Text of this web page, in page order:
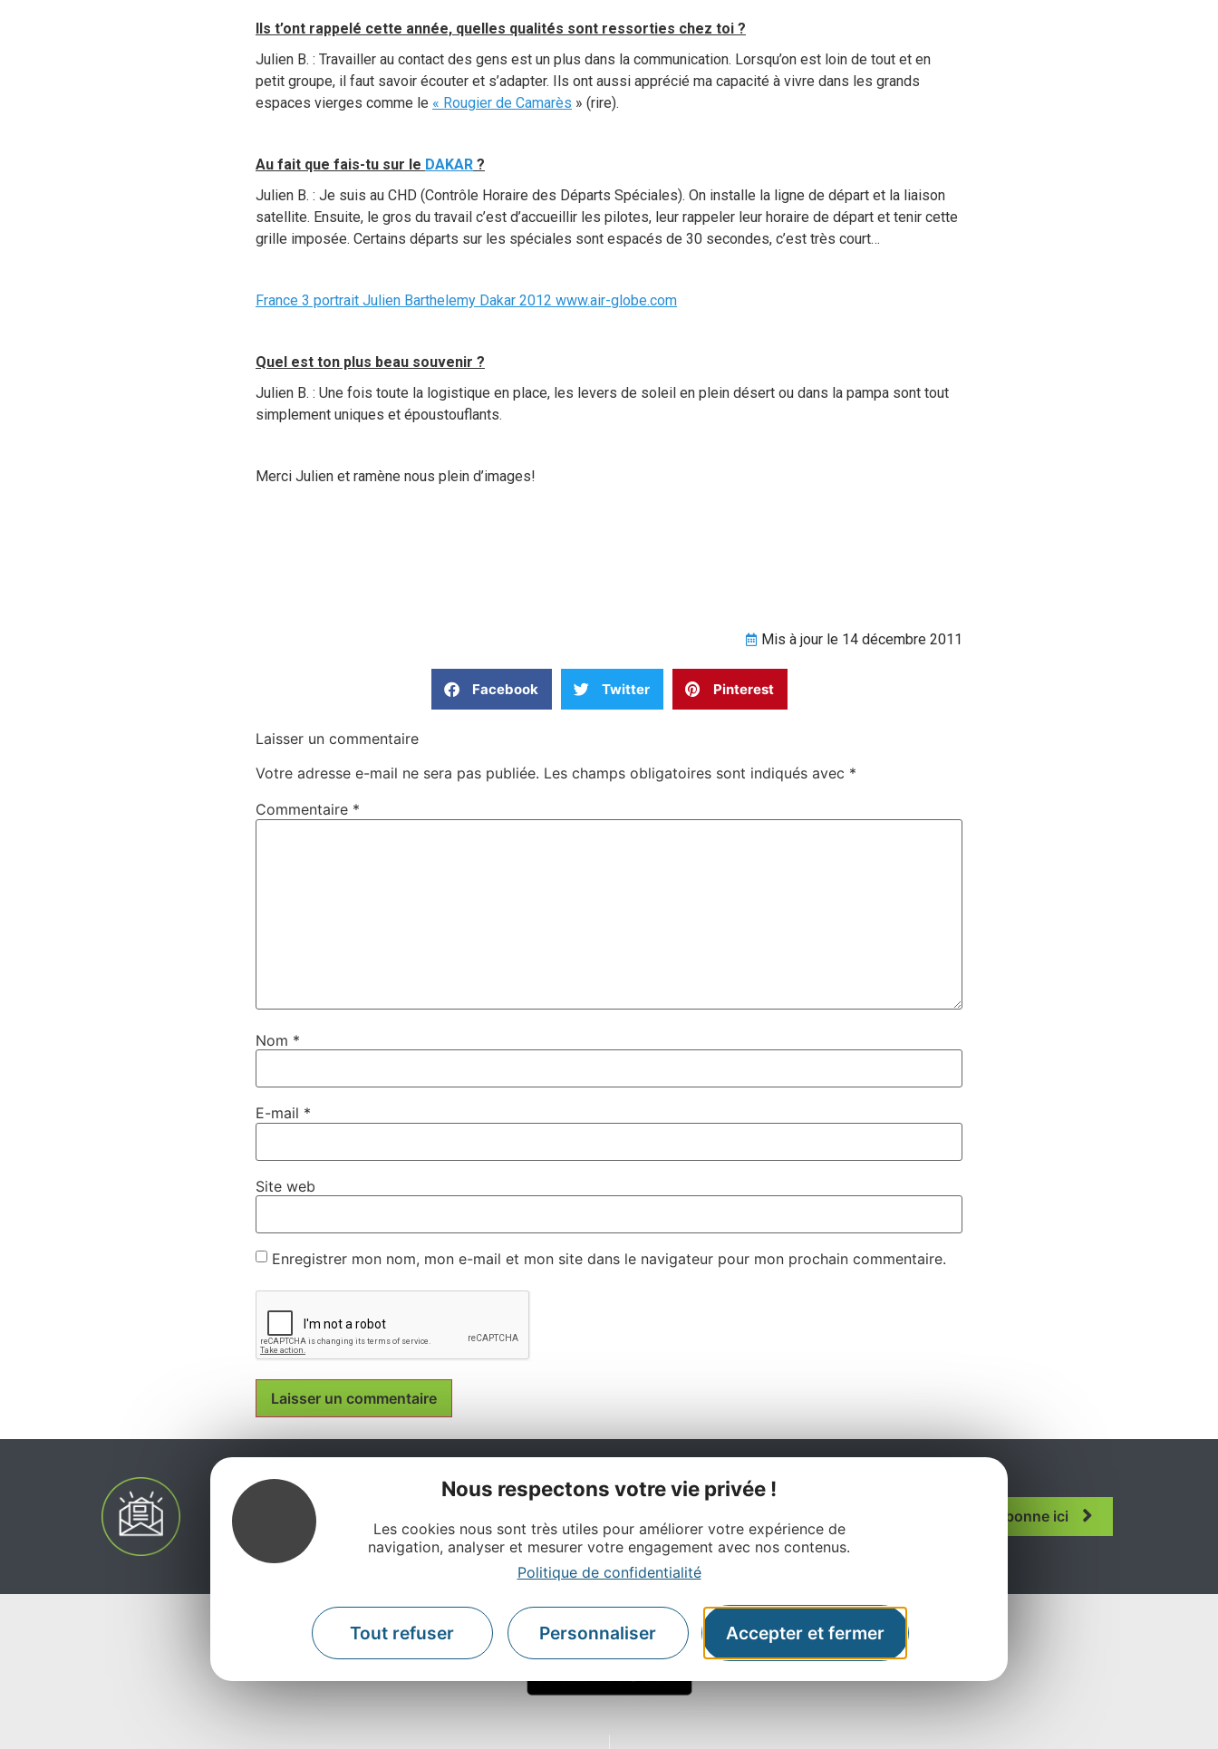
Nous respectons votre vie privée !
Les cookies nous sont très utiles pour améliorer votre expérience de
navigation, analyser et mesurer votre engagement avec nos contenus.
Politique de confidentialité
Tout refuser Personnaliser Accepter et fermer
Ils t’ont rappelé cette année, quelles qualités sont ressorties chez toi ?
Julien B. : Travailler au contact des gens est un plus dans la communication. Lorsqu’on est loin de tout et en
petit groupe, il faut savoir écouter et s’adapter. Ils ont aussi apprécié ma capacité à vivre dans les grands
espaces vierges comme le « Rougier de Camarès » (rire).
Au fait que fais-tu sur le DAKAR ?
Julien B. : Je suis au CHD (Contrôle Horaire des Départs Spéciales). On installe la ligne de départ et la liaison
satellite. Ensuite, le gros du travail c’est d’accueillir les pilotes, leur rappeler leur horaire de départ et tenir cette
grille imposée. Certains départs sur les spéciales sont espacés de 30 secondes, c’est très court…
France 3 portrait Julien Barthelemy Dakar 2012 www.air-globe.com
Quel est ton plus beau souvenir ?
Julien B. : Une fois toute la logistique en place, les levers de soleil en plein désert ou dans la pampa sont tout
simplement uniques et époustouflants.
Merci Julien et ramène nous plein d’images!
Mis à jour le 14 décembre 2011
Facebook Twitter Pinterest
Laisser un commentaire
Votre adresse e-mail ne sera pas publiée. Les champs obligatoires sont indiqués avec *
Commentaire *
Nom *
E-mail *
Site web
Enregistrer mon nom, mon e-mail et mon site dans le navigateur pour mon prochain commentaire.
Ne manquez pas notre newsletter mensuelle et laissez-vous
inspirer pour profiter pleinement de votre séjour en Aveyron.
Je m'abonne ici